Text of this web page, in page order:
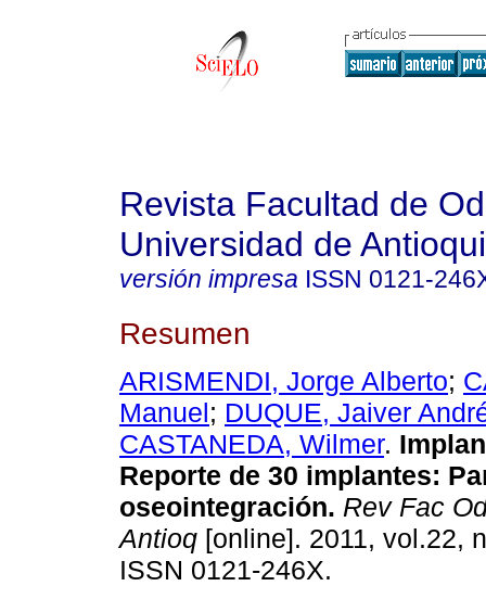
Revista Facultad de
Universidad de
versión impresa ISSN 0121-
Resumen
ARISMENDI, Jorge Alberto;
Manuel; DUQUE, Jaiver
CASTANEDA, Wilmer.
Reporte de 30 implantes:
oseointegración. Rev Fac
Antioq [online]. 2011, vol.22,
ISSN 0121-246X.